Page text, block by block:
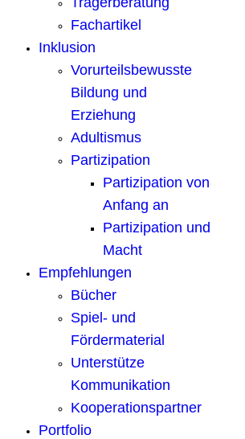
Fachartikel
Inklusion
Vorurteilsbewusste
Bildung und
Erziehung
Adultismus
Partizipation
Partizipation von
Anfang an
Partizipation und
Macht
Empfehlungen
Bücher
Spiel- und
Fördermaterial
Unterstütze
Kommunikation
Kooperationspartner
Portfolio